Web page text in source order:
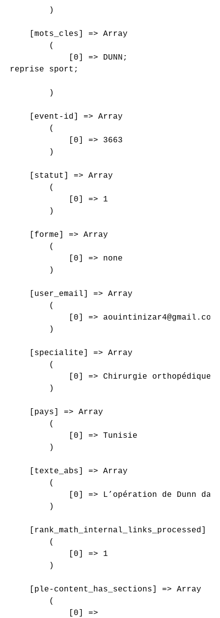
        )
    [mots_cles] => Array
        (
            [0] => DUNN;
reprise sport;
        )
    [event-id] => Array
        (
            [0] => 3663
        )
    [statut] => Array
        (
            [0] => 1
        )
    [forme] => Array
        (
            [0] => none
        )
    [user_email] => Array
        (
            [0] => aouintinizar4@gmail.com
        )
    [specialite] => Array
        (
[0] => Chirurgie orthopédique
        )
    [pays] => Array
        (
            [0] => Tunisie
        )
    [texte_abs] => Array
        (
[0] => L’opération de Dunn
        )
[rank_math_internal_links_processed]
        (
            [0] => 1
        )
    [ple-content_has_sections] => Array
        (
            [0] =>